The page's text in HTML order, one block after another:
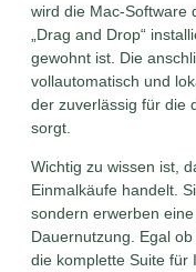
wird die Mac-Software
„Drag and Drop“
gewohnt ist. Die
vollautomatisch und
der zuverlässig für die
sorgt.
Wichtig zu wissen ist,
Einmalkäufe handelt.
sondern erwerben
Dauernutzung. Egal
die komplette Suite für